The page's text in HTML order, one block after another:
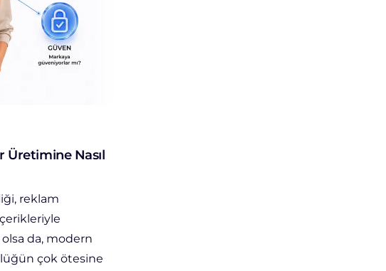
Üretimine Nasıl
reklam
da, modern
çok ötesine